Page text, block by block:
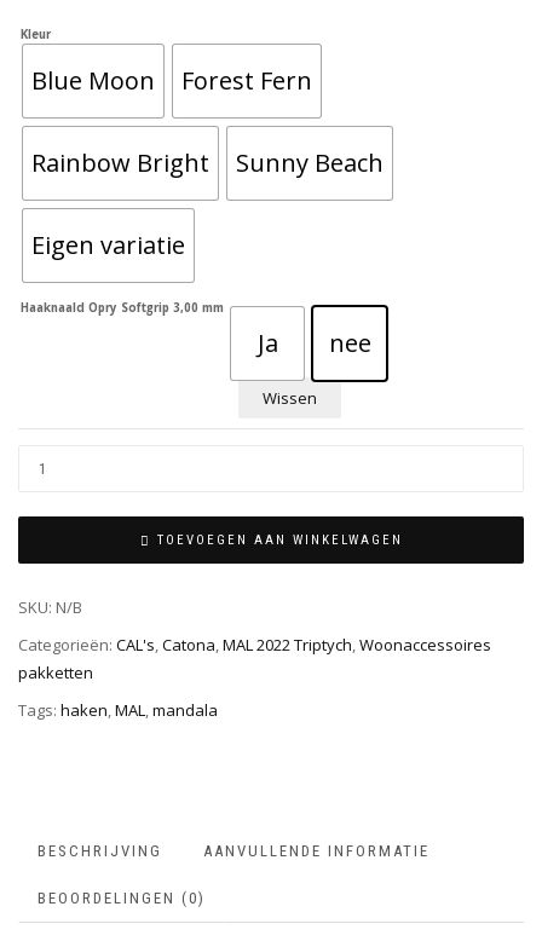
Kleur
Blue Moon Forest Fern
Rainbow Bright Sunny Beach
Eigen variatie
Haaknaald Opry Softgrip 3,00 mm
Ja nee
Wissen
TOEVOEGEN AAN WINKELWAGEN
SKU: N/B
Categorieën: CAL's,Catona,MAL 2022 Triptych,Woonaccessoires
pakketten
Tags: haken,MAL,mandala
BESCHRIJVING AANVULLENDE INFORMATIE
BEOORDELINGEN (0)